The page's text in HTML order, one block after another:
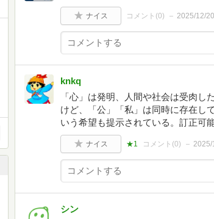
ナイス コメント(0) 2025/12/20
knkq
「心」は発明、人間や社会は受肉
けど、「公」「私」は同時に存在し
いう希望も提示されている。訂正可
ナイス ★1 コメント(0) 2025/
シン